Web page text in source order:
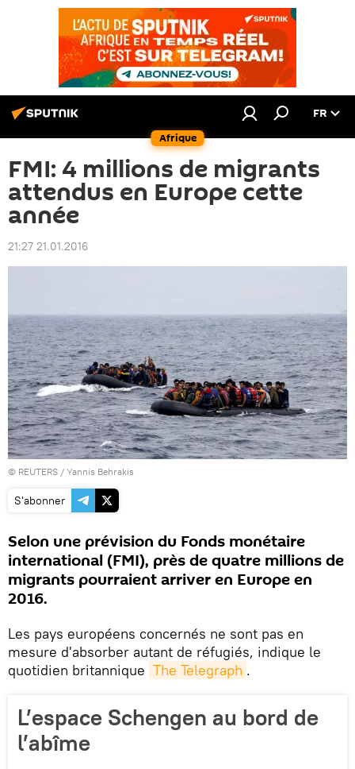
Afrique
FR
FMI: 4 millions de migrants
attendus en Europe cette
année
21:27 21.01.2016
© REUTERS / Yannis Behrakis
S'abonner
Selon une prévision du Fonds monétaire
international (FMI), près de quatre millions de
migrants pourraient arriver en Europe en
2016.
Les pays européens concernés ne sont pas en
mesure d'absorber autant de réfugiés, indique le
quotidien britannique The Telegraph .
L’espace Schengen au bord de
l’abîme